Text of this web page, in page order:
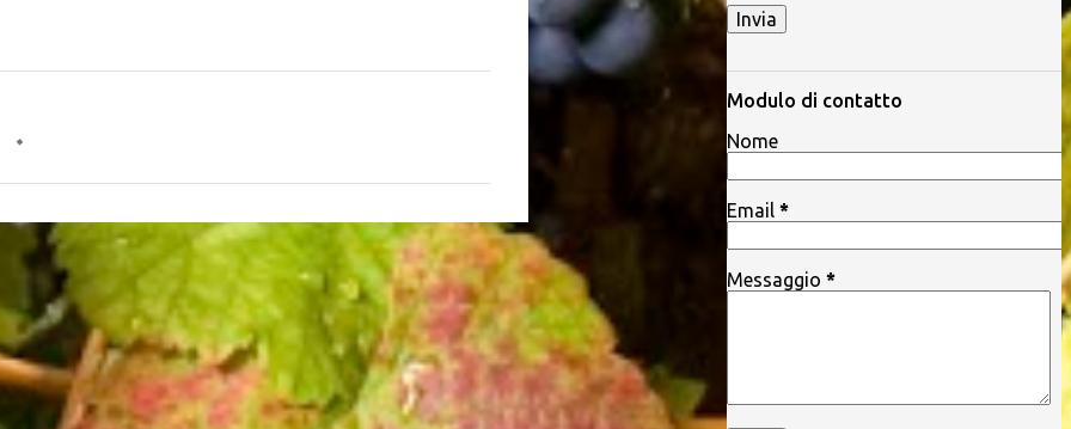
Modulo di contatto
Nome
Email *
Messaggio *